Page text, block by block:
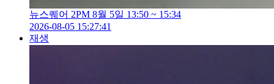
뉴스퀘어 2PM 8월 5일 13:50 ~ 15:34
2026-08-05 15:27:41
재생